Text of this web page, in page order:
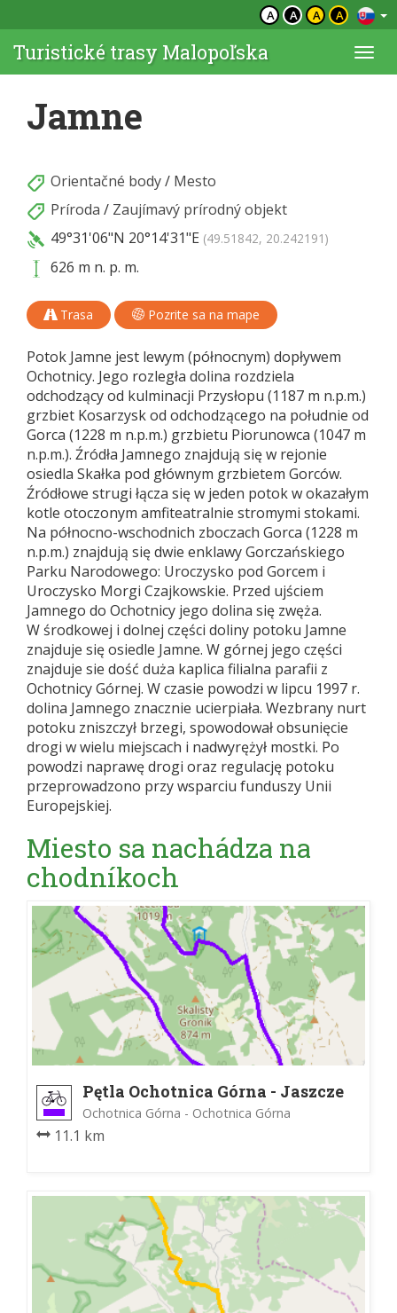
A A A A
Turistické trasy Malopoľska
Jamne
Orientačné body/ Mesto
Príroda / Zaujímavý prírodný objekt
49°31'06"N 20°14'31"E (49.51842, 20.242191)
626 m n. p. m.
Trasa Pozrite sa na mape
Potok Jamne jest lewym (północnym) dopływem
Ochotnicy. Jego rozległa dolina rozdziela
odchodzący od kulminacji Przysłopu (1187 m n.p.m.)
grzbiet Kosarzysk od odchodzącego na południe od
Gorca (1228 m n.p.m.) grzbietu Piorunowca (1047 m
n.p.m.). Źródła Jamnego znajdują się w rejonie
osiedla Skałka pod głównym grzbietem Gorców.
Źródłowe strugi łącza się w jeden potok w okazałym
kotle otoczonym amfiteatralnie stromymi stokami.
Na północno-wschodnich zboczach Gorca (1228 m
n.p.m.) znajdują się dwie enklawy Gorczańskiego
Parku Narodowego: Uroczysko pod Gorcem i
Uroczysko Morgi Czajkowskie. Przed ujściem
Jamnego do Ochotnicy jego dolina się zwęża.
W środkowej i dolnej części doliny potoku Jamne
znajduje się osiedle Jamne. W górnej jego części
znajduje sie dość duża kaplica filialna parafii z
Ochotnicy Górnej. W czasie powodzi w lipcu 1997 r.
dolina Jamnego znacznie ucierpiała. Wezbrany nurt
potoku zniszczył brzegi, spowodował obsunięcie
drogi w wielu miejscach i nadwyrężył mostki. Po
powodzi naprawę drogi oraz regulację potoku
przeprowadzono przy wsparciu funduszy Unii
Europejskiej.
Miesto sa nachádza na
chodníkoch
Pętla Ochotnica Górna - Jaszcze
Ochotnica Górna - Ochotnica Górna
11.1 km